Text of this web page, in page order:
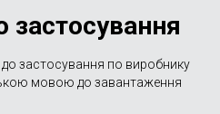
застосування
до застосування по виробнику
мовою до завантаження